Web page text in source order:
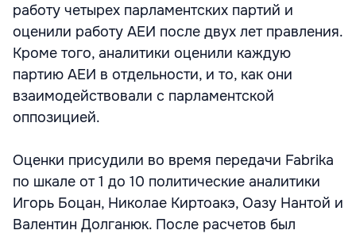
работу четырех парламентских партий и
оценили работу АЕИ после двух лет правления.
Кроме того, аналитики оценили каждую
партию АЕИ в отдельности, и то, как они
взаимодействовали с парламентской
оппозицией.
Оценки присудили во время передачи Fabrika
по шкале от 1 до 10 политические аналитики
Игорь Боцан, Николае Киртоакэ, Оазу Нантой и
Валентин Долганюк. После расчетов был